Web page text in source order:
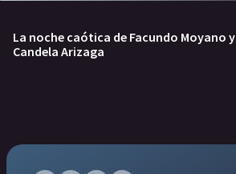
La noche caótica de Facundo Moyano y
Candela Arizaga